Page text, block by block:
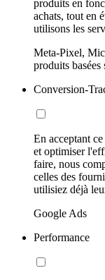
produits en
achats, tout en
utilisons les
Meta-Pixel,
produits
Conversion-
En acceptant
et optimiser
faire, nous
celles des
utilisiez déjà
Google Ads
Performance